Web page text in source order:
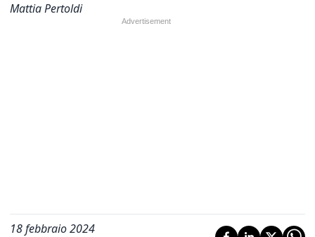
Mattia Pertoldi
18 febbraio 2024